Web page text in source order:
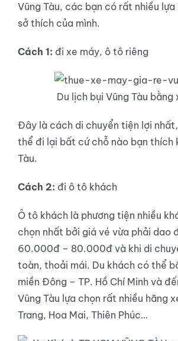
Vũng Tàu, các bạn có rất nhiều
sở thích của mình.
Cách 1: đi xe máy, ô tô riêng
Du lịch bụi Vũng Tàu bằng
Đây là cách di chuyển tiện lợi
thể đi lại bất cứ chỗ nào bạn thích
Tàu.
Cách 2: đi ô tô khách
Ô tô khách là phương tiện nhiều
chọn nhất bởi giá vé vừa phải dao
60.000đ – 80.000đ và khi di
toàn, thoải mái. Du khách có thể
miền Đông – TP. Hồ Chí Minh và
Vũng Tàu lựa chọn rất nhiều hãng
Trang, Hoa Mai, Thiên Phúc…